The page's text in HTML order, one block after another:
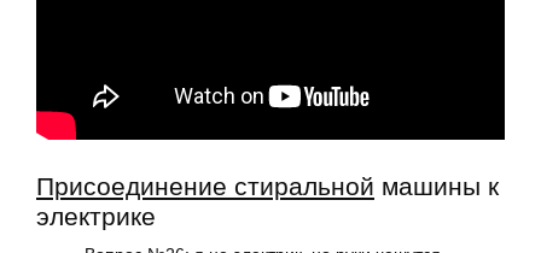
Присоединение стиральной машины к
электрике